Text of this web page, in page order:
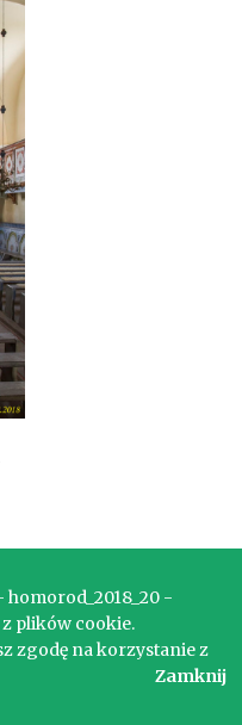
prawa zastrzeżone.
-
plików cookie.
zgodę na korzystanie z
Zamknij